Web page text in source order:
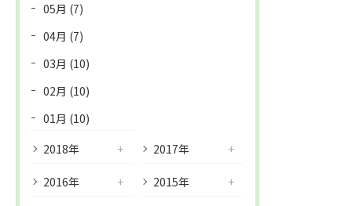
05月 (7)
04月 (7)
03月 (10)
02月 (10)
01月 (10)
2018年 2017年
2016年 2015年